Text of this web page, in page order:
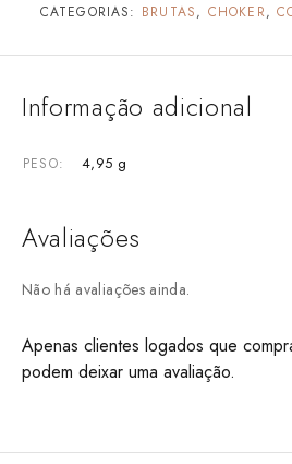
CATEGORIAS: BRUTAS, CHOKER,
Informação adicional
PESO 4,95 g
Avaliações
Não há avaliações ainda.
Apenas clientes logados que
podem deixar uma avaliação.